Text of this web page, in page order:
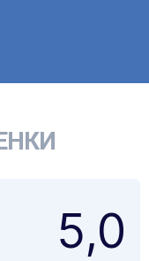
5,0